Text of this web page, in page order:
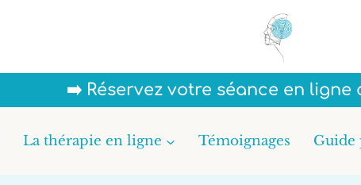
➡️ Réservez votre séance en ligne
La thérapie en ligne Témoignages Guide